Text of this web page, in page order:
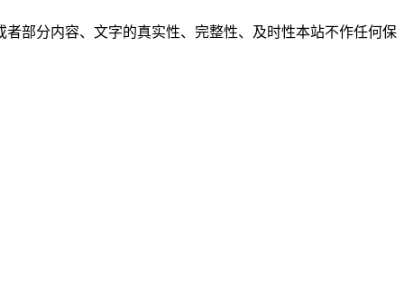
部分内容、文字的真实性、完整性、及时性本站不作任何保